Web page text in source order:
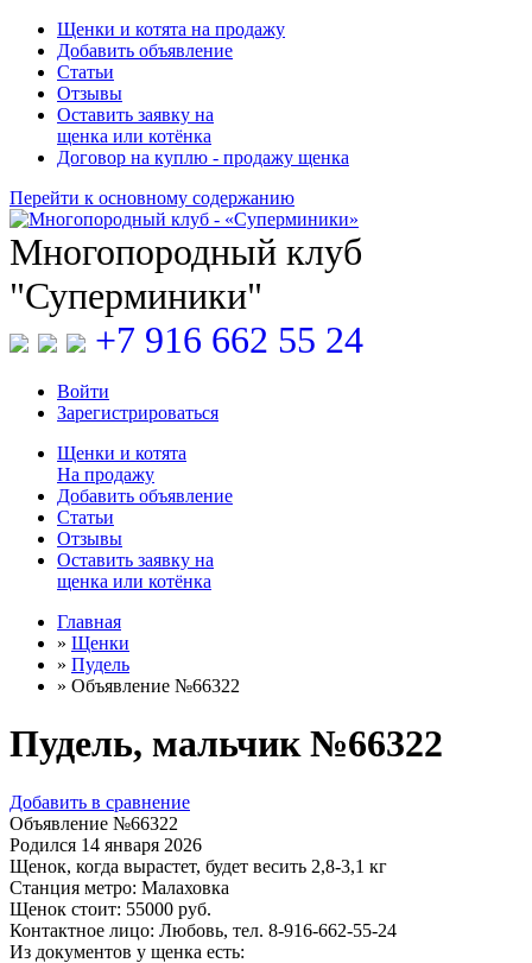
Щенки и котята на продажу
Добавить объявление
Статьи
Отзывы
Оставить заявку на
щенка или котёнка
Договор на куплю - продажу щенка
Перейти к основному содержанию
Многопородный клуб
"Суперминики"
+7 916 662 55 24
Войти
Зарегистрироваться
Щенки и котята
На продажу
Добавить объявление
Статьи
Отзывы
Оставить заявку на
щенка или котёнка
Главная
» Щенки
» Пудель
» Объявление №66322
Пудель, мальчик №66322
Добавить в сравнение
Объявление №66322
Родился 14 января 2026
Щенок, когда вырастет, будет весить 2,8-3,1 кг
Станция метро: Малаховка
Щенок стоит: 55000 руб.
Контактное лицо: Любовь, тел. 8-916-662-55-24
Из документов у щенка есть: